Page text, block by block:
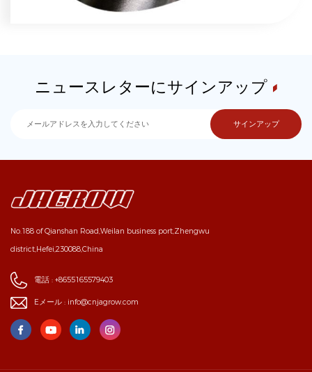
ニュースレターにサインアップ
No.188 of Qianshan Road,Weilan business port,Zhengwu
district,Hefei,230088,China
電話 : +8655165579403
Eメール : info@cnjagrow.com